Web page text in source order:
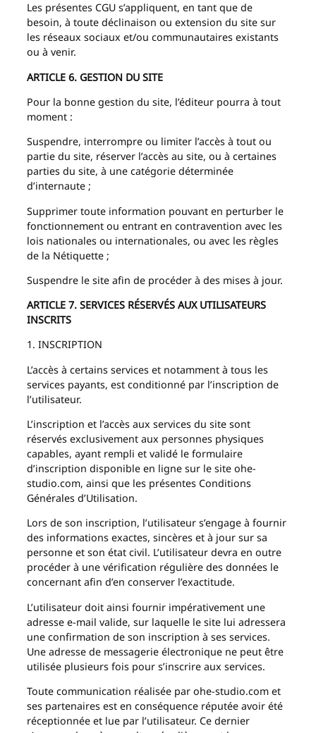
Les présentes CGU s’appliquent, en tant que de
besoin, à toute déclinaison ou extension du site sur
les réseaux sociaux et/ou communautaires existants
ou à venir.
ARTICLE 6. GESTION DU SITE
Pour la bonne gestion du site, l’éditeur pourra à tout
moment :
Suspendre, interrompre ou limiter l’accès à tout ou
partie du site, réserver l’accès au site, ou à certaines
parties du site, à une catégorie déterminée
d’internaute ;
Supprimer toute information pouvant en perturber le
fonctionnement ou entrant en contravention avec les
lois nationales ou internationales, ou avec les règles
de la Nétiquette ;
Suspendre le site afin de procéder à des mises à jour.
ARTICLE 7. SERVICES RÉSERVÉS AUX UTILISATEURS
INSCRITS
1. INSCRIPTION
L’accès à certains services et notamment à tous les
services payants, est conditionné par l’inscription de
l’utilisateur.
L’inscription et l’accès aux services du site sont
réservés exclusivement aux personnes physiques
capables, ayant rempli et validé le formulaire
d’inscription disponible en ligne sur le site ohe-
studio.com, ainsi que les présentes Conditions
Générales d’Utilisation.
Lors de son inscription, l’utilisateur s’engage à fournir
des informations exactes, sincères et à jour sur sa
personne et son état civil. L’utilisateur devra en outre
procéder à une vérification régulière des données le
concernant afin d’en conserver l’exactitude.
L’utilisateur doit ainsi fournir impérativement une
adresse e-mail valide, sur laquelle le site lui adressera
une confirmation de son inscription à ses services.
Une adresse de messagerie électronique ne peut être
utilisée plusieurs fois pour s’inscrire aux services.
Toute communication réalisée par ohe-studio.com et
ses partenaires est en conséquence réputée avoir été
réceptionnée et lue par l’utilisateur. Ce dernier